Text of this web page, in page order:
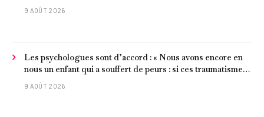
9 AOÛT 2026
Les psychologues sont d’accord : « Nous avons encore en
nous un enfant qui a souffert de peurs : si ces traumatismes
ne sont pas surmontés, ils continueront à nous affecter dans
9 AOÛT 2026